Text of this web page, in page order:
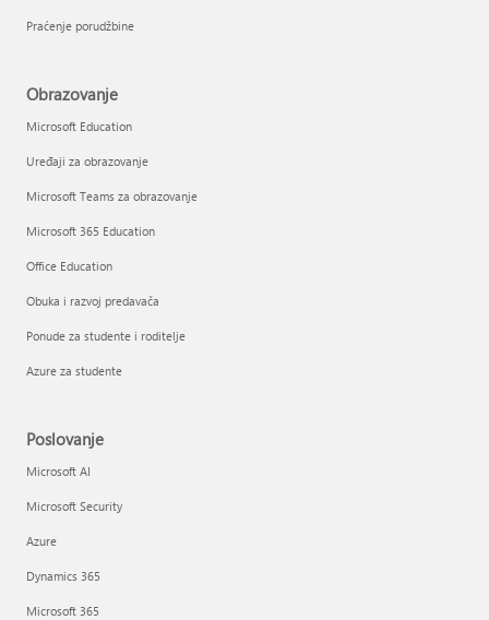
Praćenje porudžbine
Obrazovanje
Microsoft Education
Uređaji za obrazovanje
Microsoft Teams za obrazovanje
Microsoft 365 Education
Office Education
Obuka i razvoj predavača
Ponude za studente i roditelje
Azure za studente
Poslovanje
Microsoft AI
Microsoft Security
Azure
Dynamics 365
Microsoft 365